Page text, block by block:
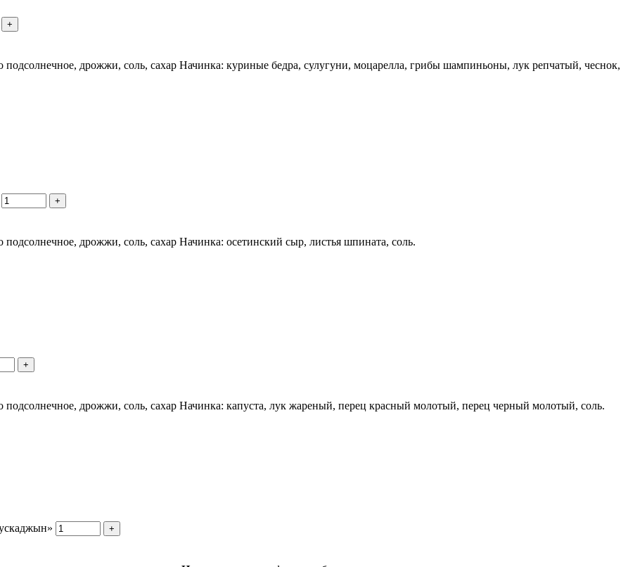
+
подсолнечное, дрожжи, соль, сахар Начинка: куриные бедра, сулугуни, моцарелла, грибы шампиньоны, лук репчатый, чеснок,
+
подсолнечное, дрожжи, соль, сахар Начинка: осетинский сыр, листья шпината, соль.
+
подсолнечное, дрожжи, соль, сахар Начинка: капуста, лук жареный, перец красный молотый, перец черный молотый, соль.
+